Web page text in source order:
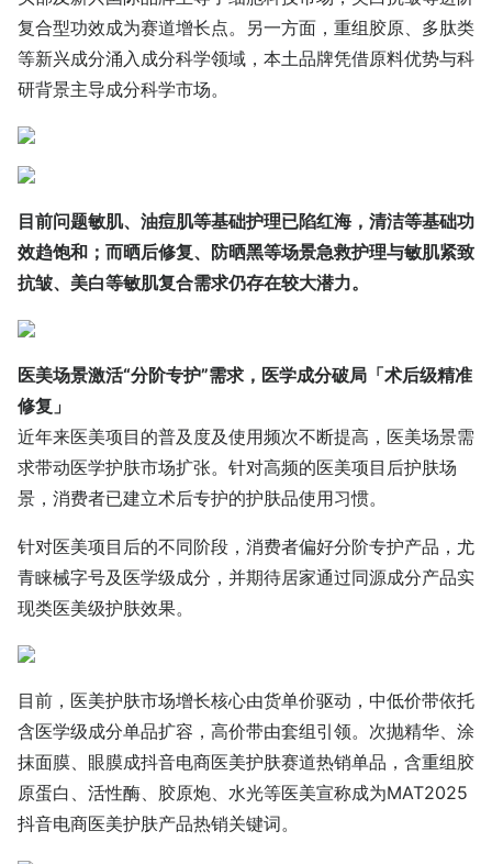
复合型功效成为赛道增长点。另一方面，重组胶原、多肽类
等新兴成分涌入成分科学领域，本土品牌凭借原料优势与科
研背景主导成分科学市场。
目前问题敏肌、油痘肌等基础护理已陷红海，清洁等基础功
效趋饱和；而晒后修复、防晒黑等场景急救护理与敏肌紧致
抗皱、美白等敏肌复合需求仍存在较大潜力。
医美场景激活“分阶专护”需求，医学成分破局「术后级精准
修复」
近年来医美项目的普及度及使用频次不断提高，医美场景需
求带动医学护肤市场扩张。针对高频的医美项目后护肤场
景，消费者已建立术后专护的护肤品使用习惯。
针对医美项目后的不同阶段，消费者偏好分阶专护产品，尤
青睐械字号及医学级成分，并期待居家通过同源成分产品实
现类医美级护肤效果。
目前，医美护肤市场增长核心由货单价驱动，中低价带依托
含医学级成分单品扩容，高价带由套组引领。次抛精华、涂
抹面膜、眼膜成抖音电商医美护肤赛道热销单品，含重组胶
原蛋白、活性酶、胶原炮、水光等医美宣称成为MAT2025
抖音电商医美护肤产品热销关键词。